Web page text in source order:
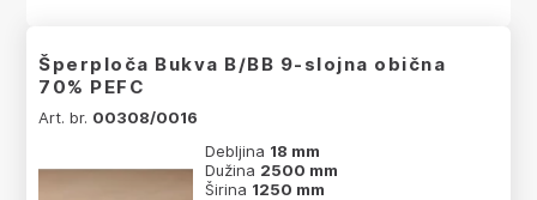
Šperploča Bukva B/BB 9-slojna obična
70% PEFC
Art. br. 00308/0016
Debljina 18 mm
Dužina 2500 mm
Širina 1250 mm